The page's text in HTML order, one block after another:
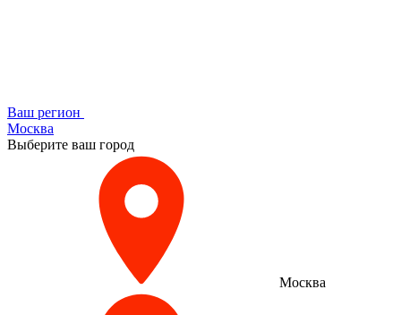
Ваш регион
Москва
Выберите ваш город
Москва